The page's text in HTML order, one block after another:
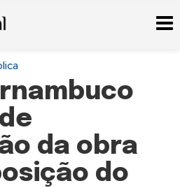
da obra
do